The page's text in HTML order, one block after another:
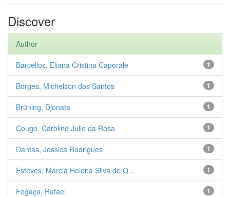
Discover
Author
1
Barcellos, Eliana Cristina Caporale
1
Borges, Michelson dos Santos
1
Brüning, Djonata
1
Cougo, Caroline Julie da Rosa
1
Dantas, Jessica Rodrigues
1
Esteves, Márcia Helena Silva de Q...
1
Fogaça, Rafael